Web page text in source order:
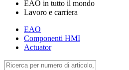
EAO in tutto il mondo
Lavoro e carriera
EAO
Componenti HMI
Actuator